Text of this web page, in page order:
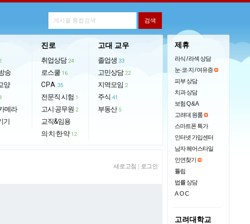
송
양
메라
기
진로
취업상담 24
로스쿨 16
CPA 35
전문직 시험 1
고시·공무원 2
교직&임용
의·치·한·약 12
고대 교우
졸업생 33
고민상담 22
지역모임 2
주식 41
부동산 5
새로고침 로그인
제휴
라식 / 라섹 상담
눈·코·지 / 여유증
피부 상담
치과 상담
보험 Q & A
고려대 원룸
스마트폰 특가
인터넷 가입센터
남자 헤어스타일
인연찾기
튤립
법률 상담
AOC
고려대학교